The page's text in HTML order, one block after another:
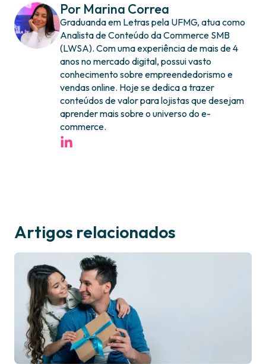
Por Marina Correa
Graduanda em Letras pela UFMG, atua como
Analista de Conteúdo da Commerce SMB
(LWSA). Com uma experiência de mais de 4
anos no mercado digital, possui vasto
conhecimento sobre empreendedorismo e
vendas online. Hoje se dedica a trazer
conteúdos de valor para lojistas que desejam
aprender mais sobre o universo do e-
commerce.
Artigos relacionados